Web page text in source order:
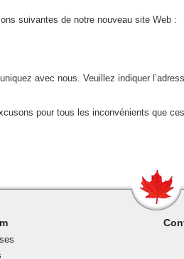
suivantes de notre nouveau site Web :
avec nous. Veuillez indiquer
pour tous les inconvénients que